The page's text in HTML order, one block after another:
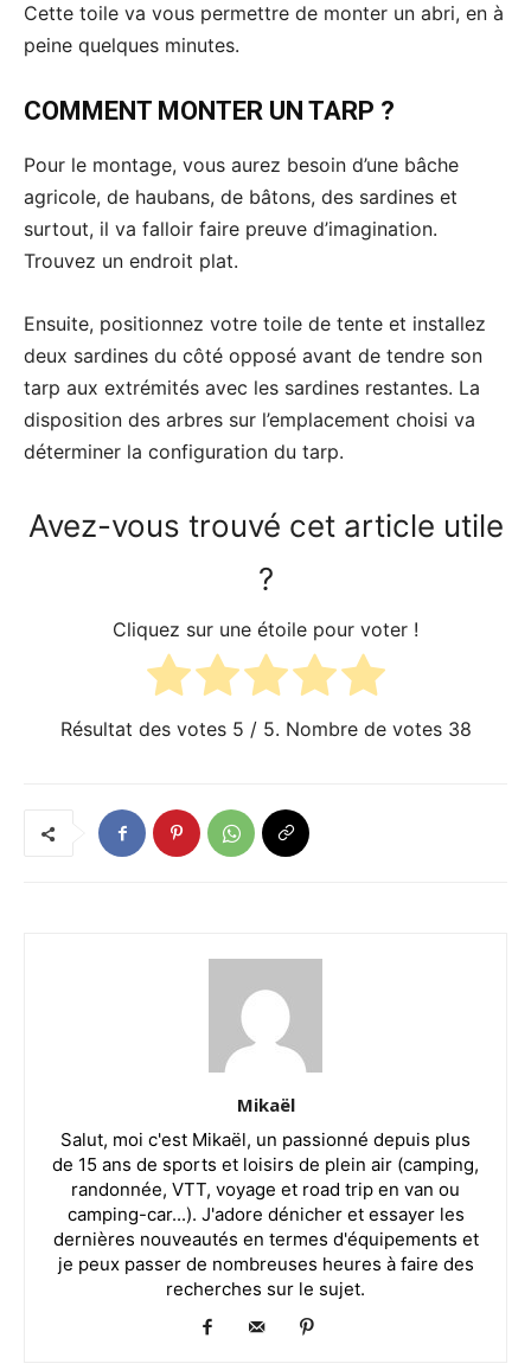
Cette toile va vous permettre de monter un abri, en à
peine quelques minutes.
COMMENT MONTER UN TARP ?
Pour le montage, vous aurez besoin d’une bâche
agricole, de haubans, de bâtons, des sardines et
surtout, il va falloir faire preuve d’imagination.
Trouvez un endroit plat.
Ensuite, positionnez votre toile de tente et installez
deux sardines du côté opposé avant de tendre son
tarp aux extrémités avec les sardines restantes. La
disposition des arbres sur l’emplacement choisi va
déterminer la configuration du tarp.
Avez-vous trouvé cet article utile
?
Cliquez sur une étoile pour voter !
Résultat des votes 5 / 5. Nombre de votes 38
Mikaël
Salut, moi c'est Mikaël, un passionné depuis plus
de 15 ans de sports et loisirs de plein air (camping,
randonnée, VTT, voyage et road trip en van ou
camping-car...). J'adore dénicher et essayer les
dernières nouveautés en termes d'équipements et
je peux passer de nombreuses heures à faire des
recherches sur le sujet.